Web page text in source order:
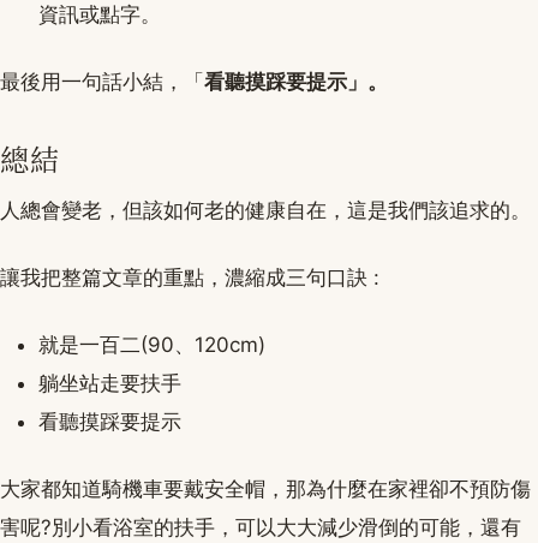
資訊或點字。
最後用一句話小結，「看聽摸踩要提示」。
總結
人總會變老，但該如何老的健康自在，這是我們該追求的。
讓我把整篇文章的重點，濃縮成三句口訣 :
就是一百二(90、120cm)
躺坐站走要扶手
看聽摸踩要提示
大家都知道騎機車要戴安全帽，那為什麼在家裡卻不預防傷
害呢?別小看浴室的扶手，可以大大減少滑倒的可能，還有